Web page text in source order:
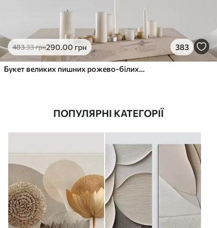
483.33грн290.00 грн 383
Букет великих пишних рожево-білих квітів півонії із зеленим листям на м’якому розмитому фоні
ПОПУЛЯРНІ КАТЕГОРІЇ